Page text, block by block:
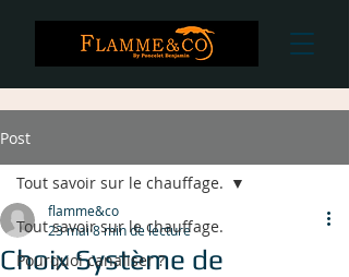
Post
Tout savoir sur le chauffage.
Pourquoi canaliser ?
Tout savoir sur le chauffage.
Choix Système de
flamme&co
23 mai 8 min de lecture